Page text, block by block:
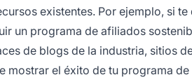
existentes. Por ejemplo, si te
un programa de afiliados
de blogs de la industria, sitios
el éxito de tu programa